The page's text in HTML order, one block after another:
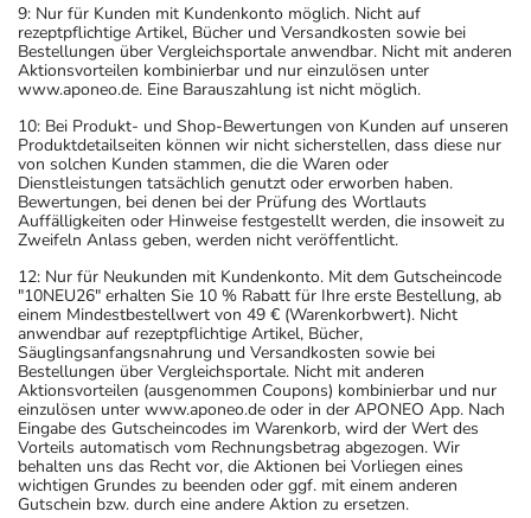
- Vermeiden Sie übermäßige UV-Strahlung, z.B. in
Solarien oder bei ausgedehnten Sonnenbädern, weil die
Haut während der Anwendung des Arzneimittels
empfindlicher reagiert.
- Das Arzneimittel kann Symptome verschleiern, die auf
eine schwerwiegende Erkrankung hindeuten. Lassen Sie
deshalb länger anhaltende Beschwerden vor Einnahme
des Arzneimittels von Ihrem Arzt abklären.
- Vorsicht bei Allergie gegen Omeprazol und ähnliche
Protonenpumpenhemmer!
- Vorsicht bei Allergie gegen Maisstärke!
- Vorsicht bei Allergie gegen Natriumlaurylsulfat und
ähnliche Stoffe!
- Vorsicht bei Allergie gegen Polyethylenglykol(PEG)-
haltige Stoffe!
- Vorsicht bei Alpha-Gal-Allergie (Allergie gegen rotes
Fleisch)!
- Vorsicht bei einer Unverträglichkeit gegenüber
9: Nur für Kunden mit Kundenkonto möglich. Nicht auf
rezeptpflichtige Artikel, Bücher und Versandkosten sowie bei
Bestellungen über Vergleichsportale anwendbar. Nicht mit anderen
Aktionsvorteilen kombinierbar und nur einzulösen unter
www.aponeo.de. Eine Barauszahlung ist nicht möglich.
10: Bei Produkt- und Shop-Bewertungen von Kunden auf unseren
Produktdetailseiten können wir nicht sicherstellen, dass diese nur
von solchen Kunden stammen, die die Waren oder
Dienstleistungen tatsächlich genutzt oder erworben haben.
Bewertungen, bei denen bei der Prüfung des Wortlauts
Auffälligkeiten oder Hinweise festgestellt werden, die insoweit zu
Zweifeln Anlass geben, werden nicht veröffentlicht.
12: Nur für Neukunden mit Kundenkonto. Mit dem Gutscheincode
"10NEU26" erhalten Sie 10 % Rabatt für Ihre erste Bestellung, ab
einem Mindestbestellwert von 49 € (Warenkorbwert). Nicht
anwendbar auf rezeptpflichtige Artikel, Bücher,
Säuglingsanfangsnahrung und Versandkosten sowie bei
Bestellungen über Vergleichsportale. Nicht mit anderen
Aktionsvorteilen (ausgenommen Coupons) kombinierbar und nur
einzulösen unter www.aponeo.de oder in der APONEO App. Nach
Eingabe des Gutscheincodes im Warenkorb, wird der Wert des
Vorteils automatisch vom Rechnungsbetrag abgezogen. Wir
behalten uns das Recht vor, die Aktionen bei Vorliegen eines
wichtigen Grundes zu beenden oder ggf. mit einem anderen
Gutschein bzw. durch eine andere Aktion zu ersetzen.